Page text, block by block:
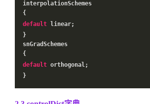
interpolationSchemes
{
default linear;
}
snGradSchemes
{
default orthogonal;
}